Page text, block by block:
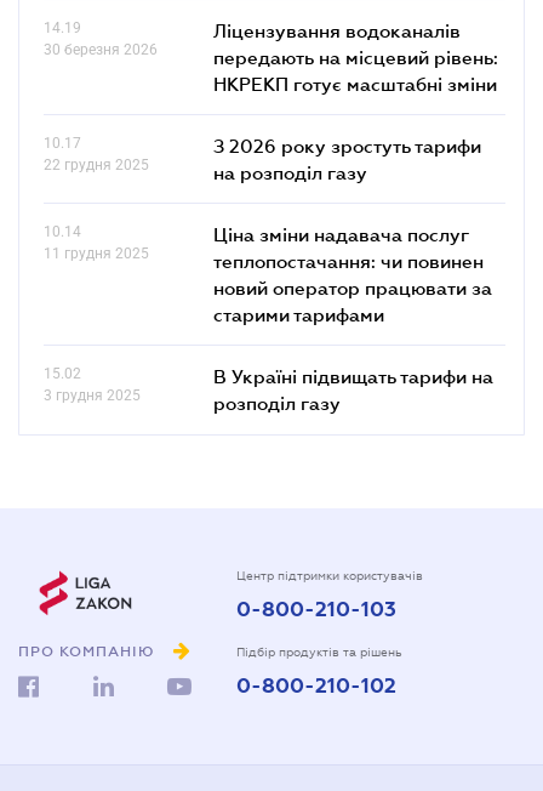
14.19
30 березня 2026
Ліцензування водоканалів
передають на місцевий рівень:
НКРЕКП готує масштабні зміни
10.17
22 грудня 2025
З 2026 року зростуть тарифи
на розподіл газу
10.14
11 грудня 2025
Ціна зміни надавача послуг
теплопостачання: чи повинен
новий оператор працювати за
старими тарифами
15.02
3 грудня 2025
В Україні підвищать тарифи на
розподіл газу
ПРО КОМПАНІЮ
Центр підтримки користувачів
0-800-210-103
Підбір продуктів та рішень
0-800-210-102